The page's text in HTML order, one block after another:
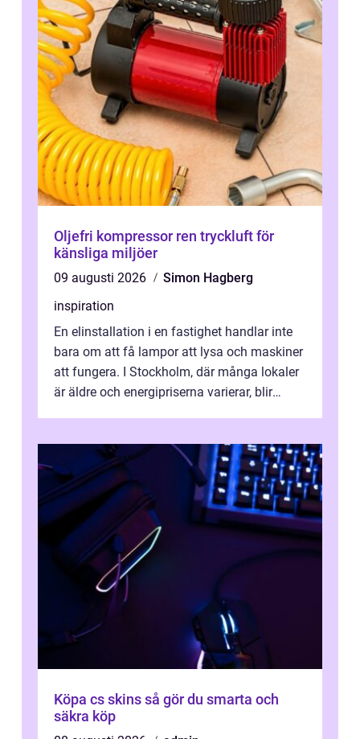
Oljefri kompressor ren tryckluft för
känsliga miljöer
09 augusti 2026
Simon Hagberg
inspiration
En elinstallation i en fastighet handlar inte
bara om att få lampor att lysa och maskiner
att fungera. I Stockholm, där många lokaler
är äldre och energipriserna varierar, blir
Köpa cs skins så gör du smarta och
säkra köp